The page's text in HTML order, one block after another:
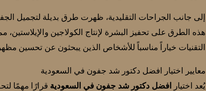
إلى جانب الجراحات التقليدية، ظهرت طرق بديلة لتجميل
هذه الطرق على تحفيز البشرة لإنتاج الكولاجين
التقنيات خياراً مناسباً للأشخاص الذين يبحثون عن تحسين
معايير اختيار افضل دكتور شد جفون في السعودية
يُعد اختيار
افضل دكتور شد جفون في السعودية قرارًا مهمًا